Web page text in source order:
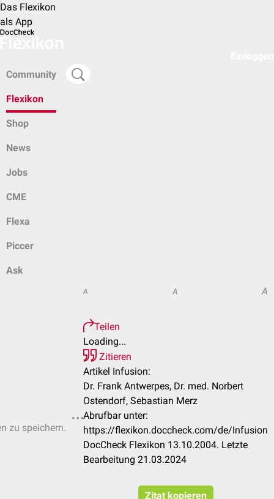
Das Flexikon
als App
Community
Flexikon
Shop
News
Jobs
CME
Flexa
Piccer
Ask
zu speichern.
A A A
Teilen
Loading...
Zitieren
Artikel Infusion:
Dr. Frank Antwerpes, Dr. med. Norbert
Ostendorf, Sebastian Merz
Abrufbar unter:
https://flexikon.doccheck.com/de/Infusion
DocCheck Flexikon 13.10.2004. Letzte
Bearbeitung 21.03.2024
Zitat kopieren